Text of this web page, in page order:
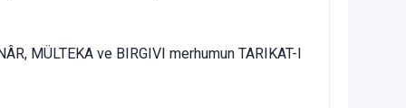
MÜLTEKA ve BIRGIVI merhumun TARIKAT-l